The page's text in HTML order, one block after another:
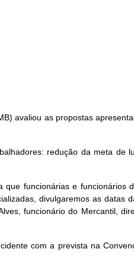
avaliou as propostas
redução da meta de
que funcionárias e funcionários
divulgaremos as datas
funcionário do Mercantil,
com a prevista na